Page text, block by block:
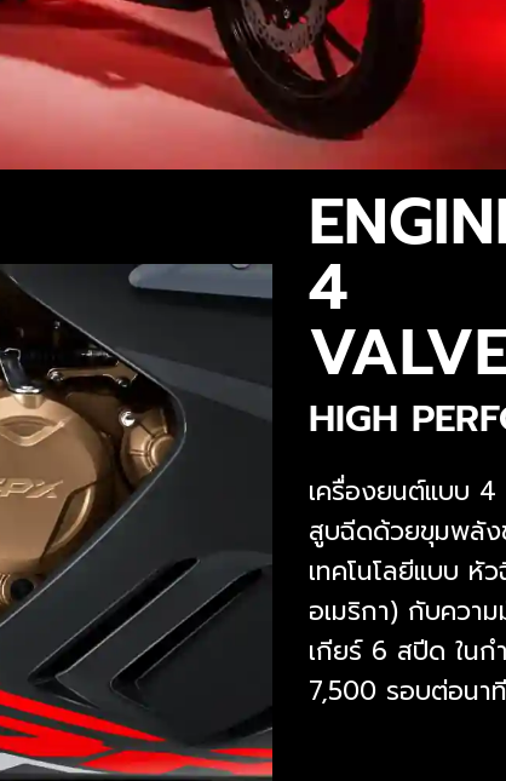
4
HIGH
เครื่องยนต์แบบ 4
สูบฉีดด้วยขุมพลัง
เทคโนโลยีแบบ หั
อเมริกา) กับคว
เกียร์ 6 สปีด ใน
7,500 รอบต่อนาที